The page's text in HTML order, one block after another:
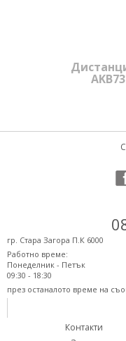
гр. Стара Загора П.К 6000
Работно време:
Понеделник - Петък
09:30 - 18:30
през останалото време на
Контакти